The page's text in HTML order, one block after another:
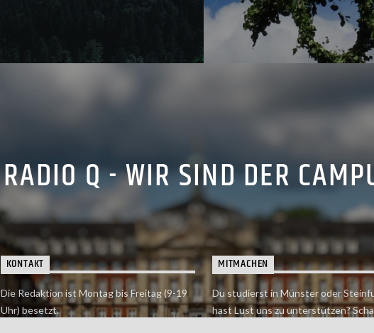
RADIO Q - WIR SIND DER
KONTAKT
Die Redaktion ist Montag bis Freitag (9-19
Uhr) besetzt.
MITMACHEN
Du studierst in Münster oder
hast Lust uns zu unterstützen?